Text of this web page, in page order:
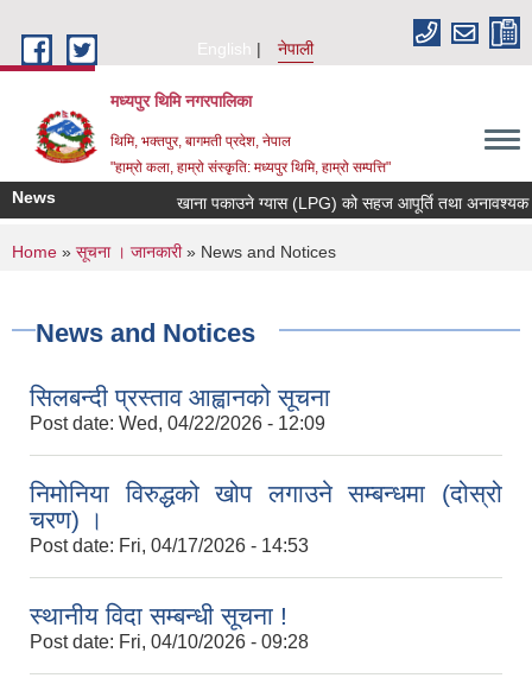
English
नेपाली
मध्यपुर थिमि नगरपालिका
थिमि, भक्तपुर, बागमती प्रदेश, नेपाल
"हाम्रो कला, हाम्रो संस्कृति: मध्यपुर थिमि, हाम्रो सम्पत्ति"
News खाना पकाउने ग्यास (LPG) को सहज आपूर्ति तथा अनावश्यक
You are here
Home » सूचना । जानकारी» News and Notices
News and Notices
सिलबन्दी प्रस्ताव आह्वानको सूचना
Post date: Wed, 04/22/2026 - 12:09
निमोनिया विरुद्धको खोप लगाउने सम्बन्धमा (दोस्रो
चरण) ।
Post date: Fri, 04/17/2026 - 14:53
स्थानीय विदा सम्बन्धी सूचना !
Post date: Fri, 04/10/2026 - 09:28